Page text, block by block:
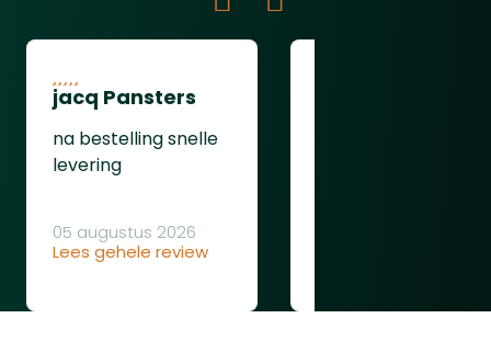
jacq Pansters
na bestelling snelle
levering
Lees gehele review
05 augustus 2026